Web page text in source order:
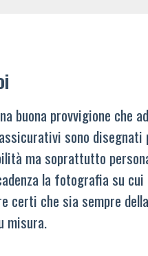
buona provvigione che
sono
ma soprattutto
la fotografia su cui
certi che sia sempre
misura.